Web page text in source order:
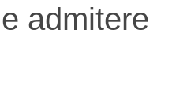
admitere